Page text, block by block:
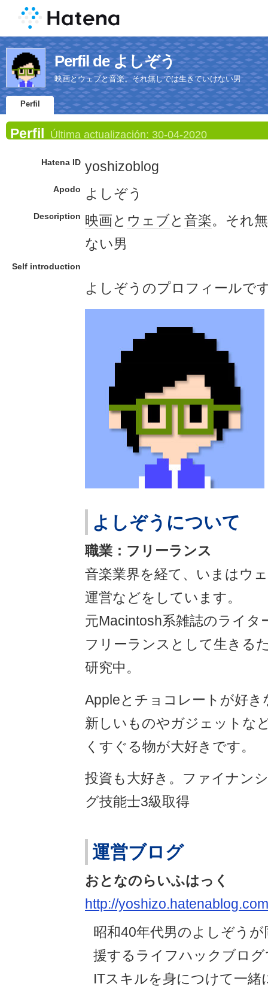
Perfil de よしぞう
映画とウェブと音楽。それ無しでは生きていけない男
Perfil
Perfil Última actualización: 30-04-2020
Hatena ID yoshizoblog
Apodo よしぞう
Description 映画と ウェブと 音楽。それ
ない男
Self introduction
よしぞうのプロフィールで
よしぞうについて
職業：フリーランス
音楽業界を経て、いまはウ
運営などをしています。
元Macintosh系雑誌のライタ
フリーランスとして生きる
研究中。
Appleとチョコレートが好き
新しいものやガジェットな
くすぐる物が大好きです。
投資も大好き。ファイナン
グ技能士3級取得
運営ブログ
おとなのらいふはっく
http://
昭和40年代男のよしぞう
援するライフハックブロ
ITスキルを身につけて一緒